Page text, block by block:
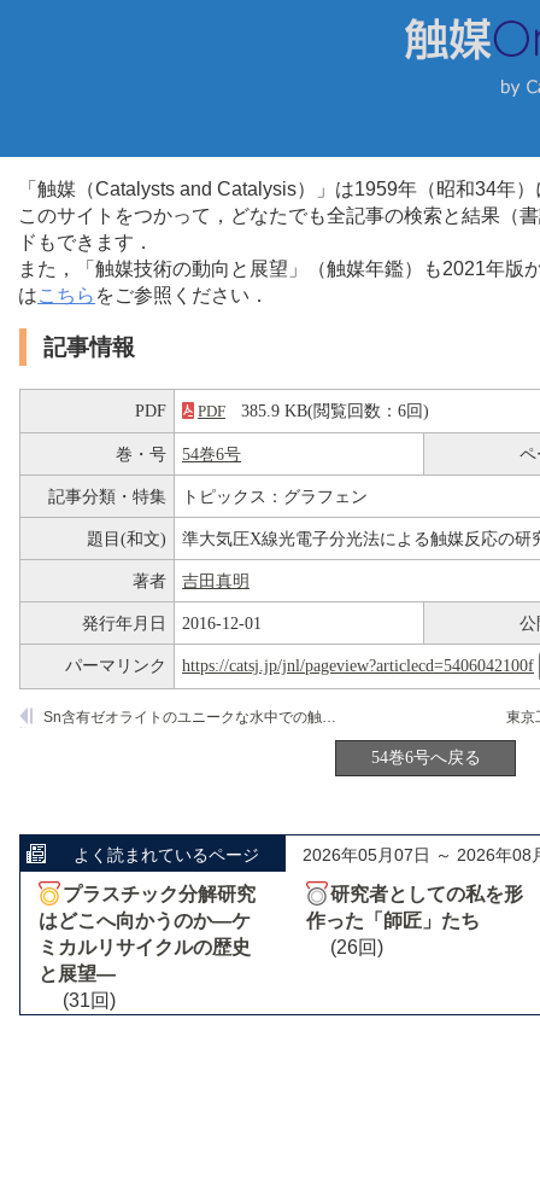
「触媒（Catalysts and Catalysis）」は1959年（昭和34年
このサイトをつかって，どなたでも全記事の検索と結果（
ドもできます．
また，「触媒技術の動向と展望」（触媒年鑑）も2021年
はこちら をご参照ください．
記事情報
PDF PDF 385.9 KB(閲覧回数：6回)
巻・号 54巻6号 ペ
記事分類・特集 トピックス：グラフェン
題目(和文) 準大気圧X線光電子分光法による触媒反応の研
著者 吉田真明
発行年月日 2016-12-01 公
パーマリンク https://catsj.jp/jnl/pageview?articlecd=5406042100f
Sn含有ゼオライトのユニークな水中での触媒作用
54巻6号へ戻る
よく読まれているページ 2026年05月07日 ～ 2026年08
プラスチック分解研究
はどこへ向かうのか―ケ
ミカルリサイクルの歴史
と展望―
(31回)
研究者としての私を形
作った「師匠」たち
(26回)